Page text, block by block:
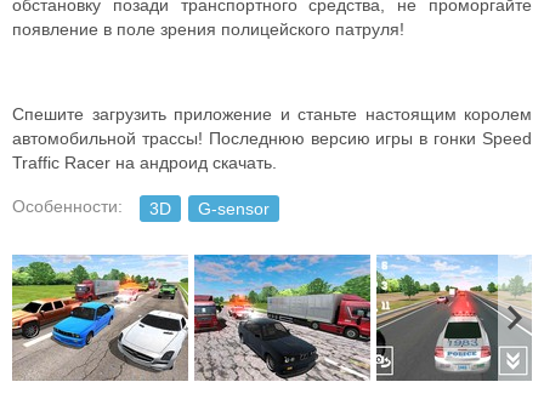
обстановку позади транспортного средства, не проморгайте
появление в поле зрения полицейского патруля!
Спешите загрузить приложение и станьте настоящим королем
автомобильной трассы! Последнюю версию игры в гонки Speed
Traffic Racer на андроид скачать.
Особенности: 3D G-sensor